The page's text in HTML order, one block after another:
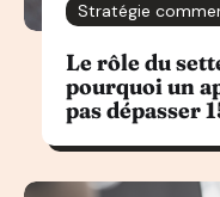
Stratégie
Le rôle du
pourquoi un
pas dépasser